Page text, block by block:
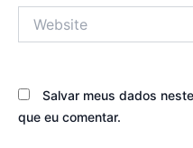
Salvar meus dados
que eu comentar.